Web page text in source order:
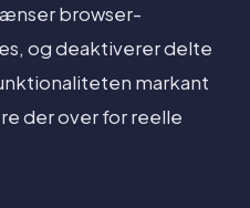
browser-
og deaktiverer delte
markant
der over for reelle